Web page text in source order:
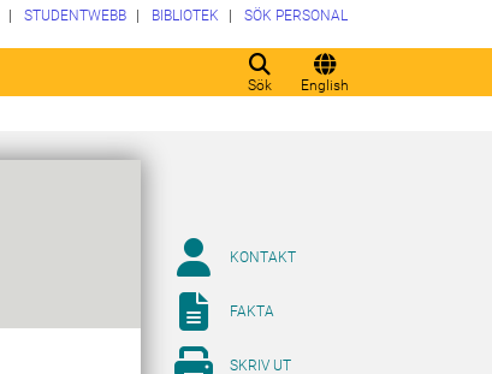
Sök English
STUDENTWEBB BIBLIOTEK SÖK PERSONAL
KONTAKT
FAKTA
SKRIV UT